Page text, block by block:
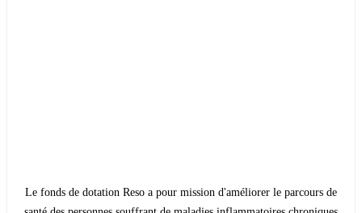
Le fonds de dotation Reso a pour mission d'améliorer le parcours de